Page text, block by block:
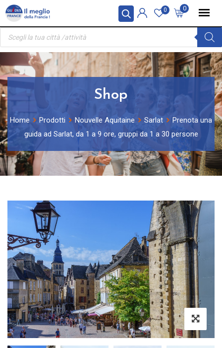
Pannello di gestione dei cookies
Skip
content
0
0
Ricerca
prodotti
Shop
Home Prodotti Nouvelle Aquitaine Sarlat
Prenota una
guida ad Sarlat, da 1 a 9 ore, gruppi da 1 a 30 persone